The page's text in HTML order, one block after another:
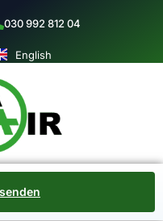
030 992 812 04
English